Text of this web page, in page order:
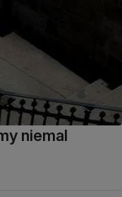
niemal